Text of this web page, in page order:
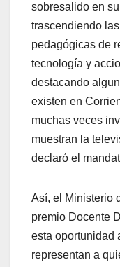
sobresalido en
trascendiendo
pedagógicas de
tecnología y
destacando
existen en
muchas veces
muestran la
declaró el
Así, el Ministerio
premio Docente
esta oportunidad
representan a